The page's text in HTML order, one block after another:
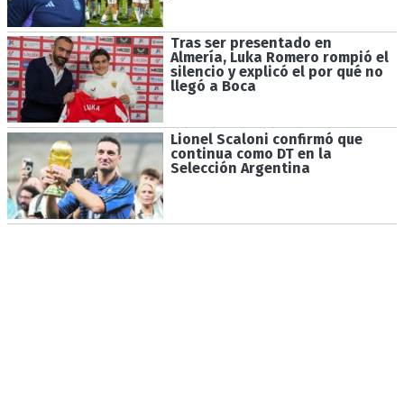
Tras ser presentado en
Almería, Luka Romero rompió el
silencio y explicó el por qué no
llegó a Boca
Lionel Scaloni confirmó que
continua como DT en la
Selección Argentina